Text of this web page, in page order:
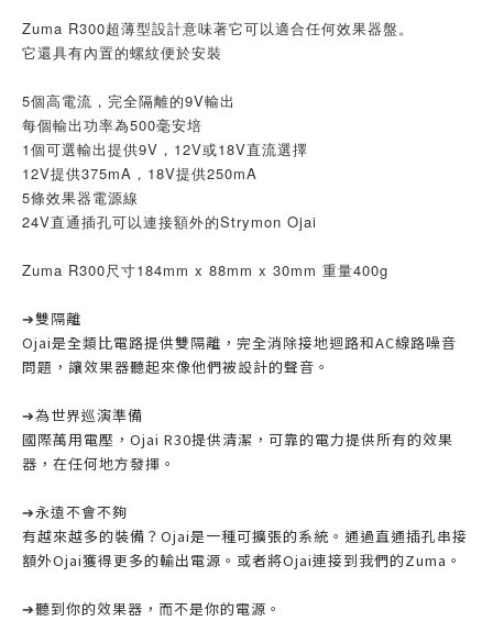
Zuma R300超薄型設計意味著它可以適合任何效果器盤。
它還具有內置的螺紋便於安裝
5個高電流，完全隔離的9V輸出
每個輸出功率為500毫安培
1個可選輸出提供9V，12V或18V直流選擇
12V提供375mA，18V提供250mA
5條效果器電源線
24V直通插孔可以連接額外的Strymon Ojai
Zuma R300尺寸184mm x 88mm x 30mm 重量400g
➔雙隔離
Ojai是全類比電路提供雙隔離，完全消除接地迴路和AC線路噪音
問題，讓效果器聽起來像他們被設計的聲音。
➔為世界巡演準備
國際萬用電壓，Ojai R30提供清潔，可靠的電力提供所有的效果
器，在任何地方發揮。
➔永遠不會不夠
有越來越多的裝備？Ojai是一種可擴張的系統。通過直通插孔串接
額外Ojai獲得更多的輸出電源。或者將Ojai連接到我們的Zuma。
➔聽到你的效果器，而不是你的電源。